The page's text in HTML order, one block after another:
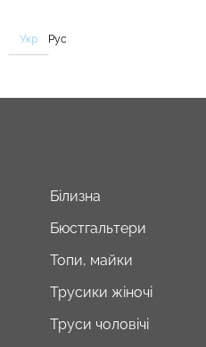
Укр Рус
Білизна
Бюстгальтери
Топи, майки
Трусики жіночі
Труси чоловічі